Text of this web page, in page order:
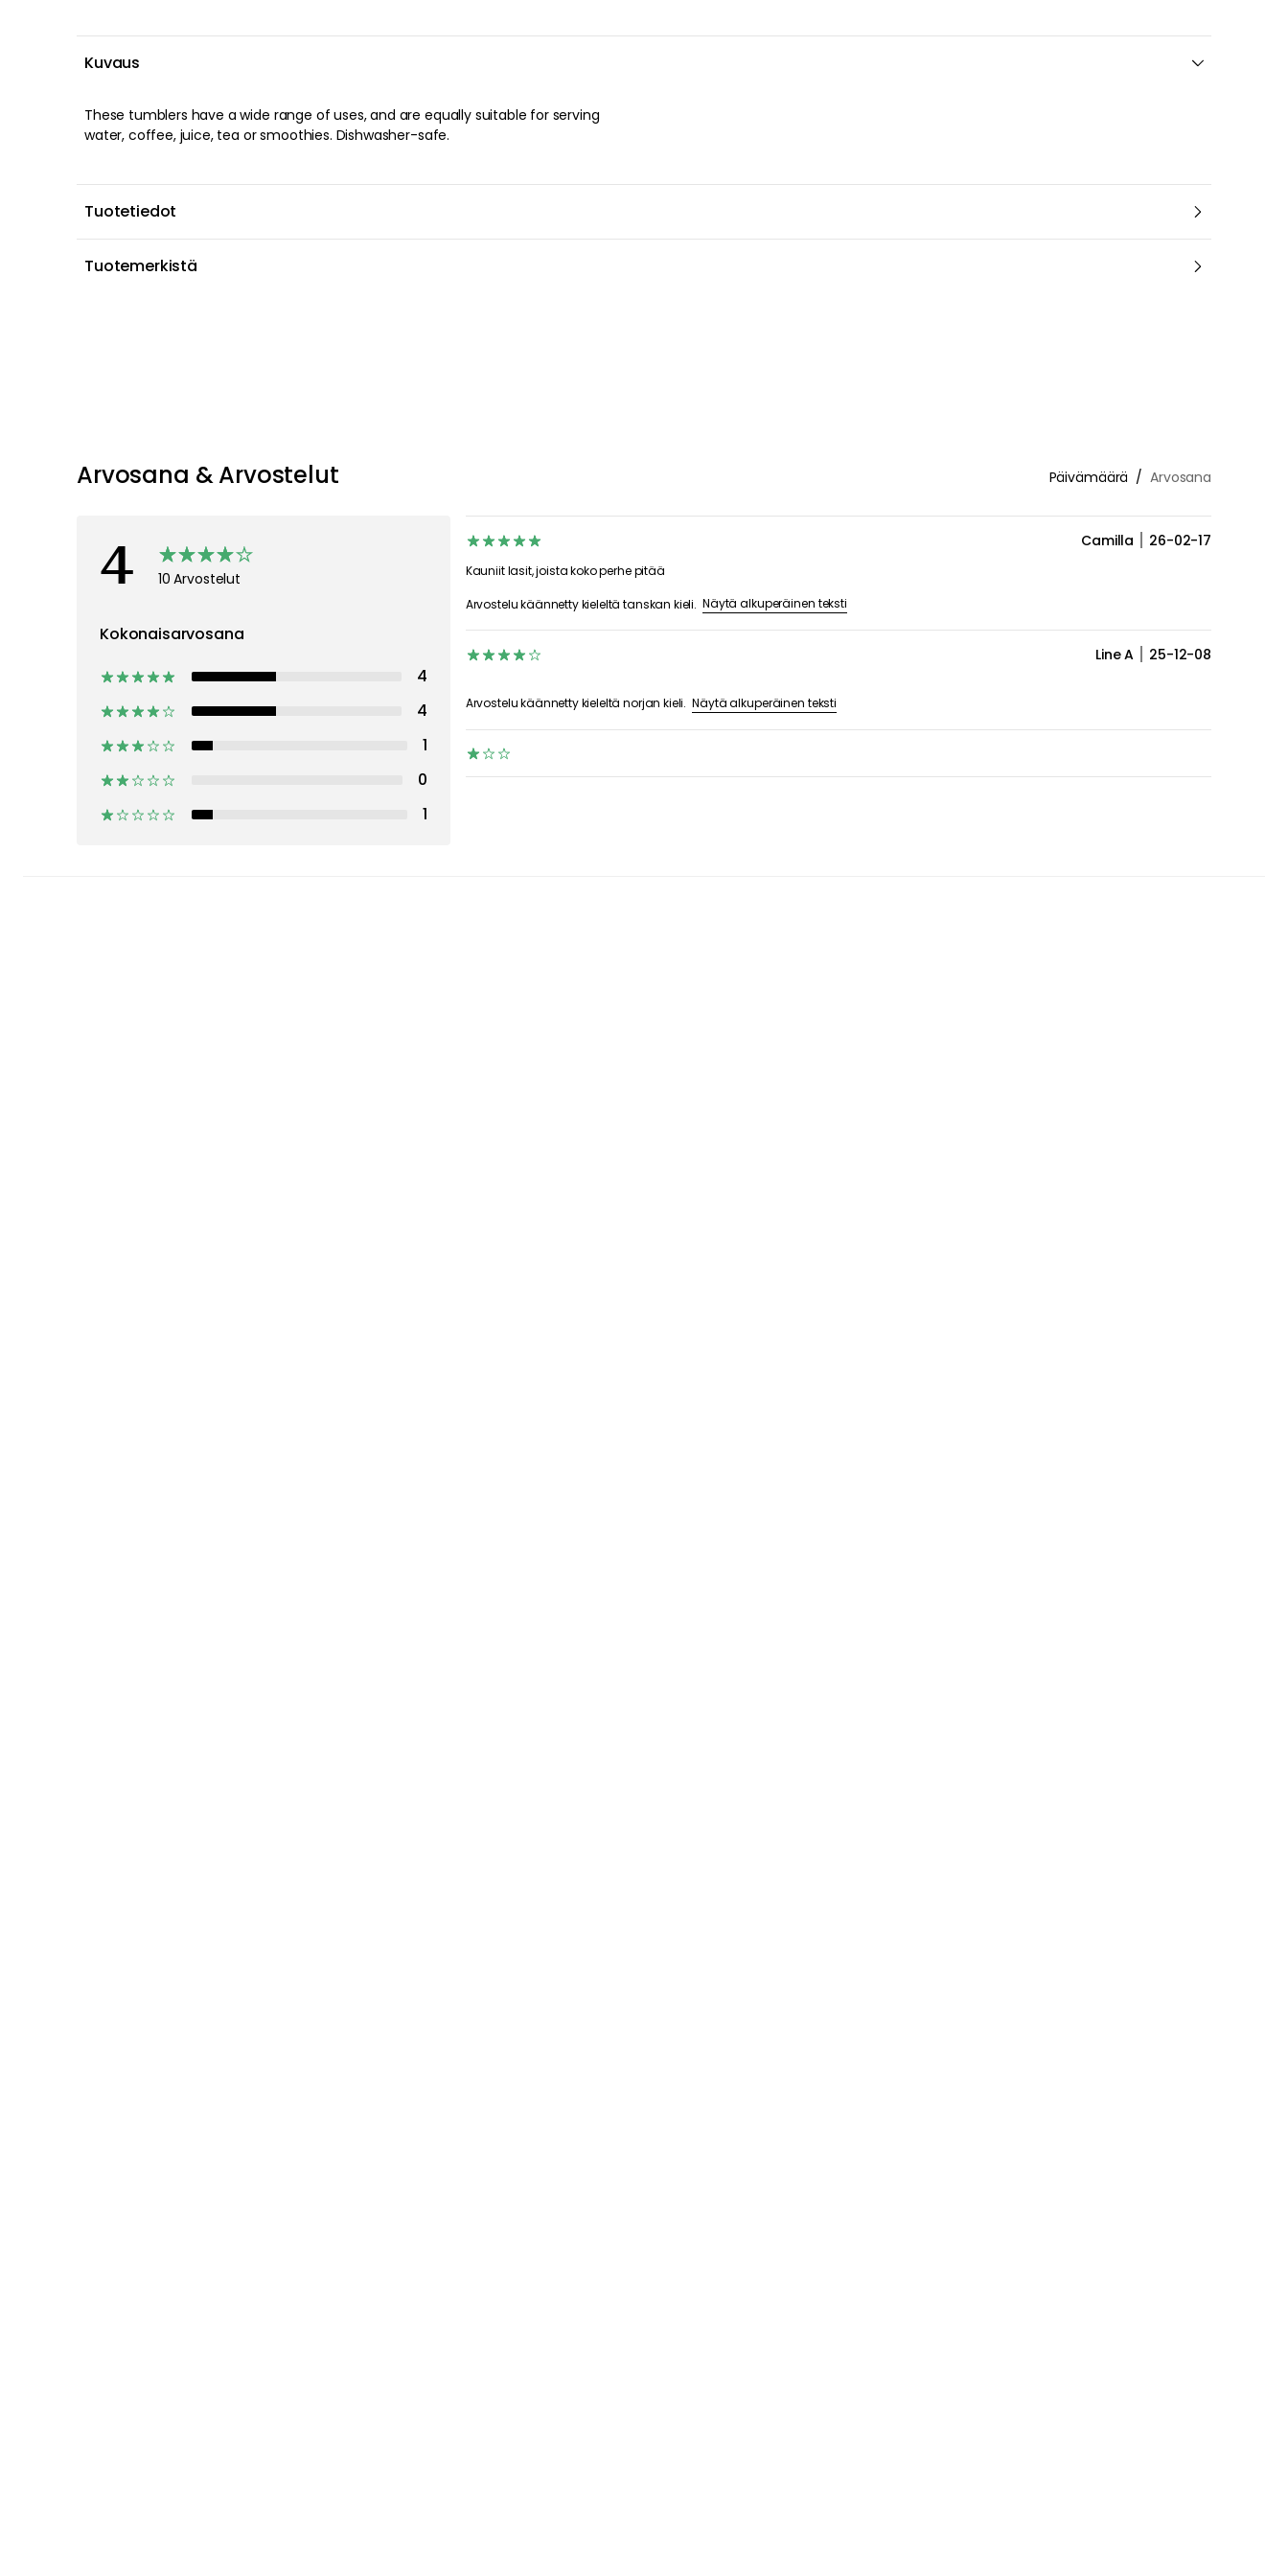
Kuvaus
These tumblers have a wide range of uses, and are equally suitable for serving
water, coffee, juice, tea or smoothies. Dishwasher-safe.
Tuotetiedot
Tuotemerkistä
Arvosana & Arvostelut
4 10 Arvostelut
Kokonaisarvosana
4
4
1
0
1
Päivämäärä Arvosana
Camilla 26-02-17
Kauniit lasit, joista koko perhe pitää
Arvostelu käännetty kieleltä tanskan kieli. Näytä alkuperäinen teksti
Line A 25-12-08
Arvostelu käännetty kieleltä norjan kieli. Näytä alkuperäinen teksti